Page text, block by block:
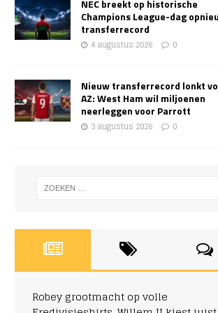
NEC breekt op historische
Champions League-dag
transferrecord
4 augustus 2026 0
Nieuw transferrecord lonkt
AZ: West Ham wil miljoenen
neerleggen voor Parrott
3 augustus 2026 0
Robey grootmacht op volle